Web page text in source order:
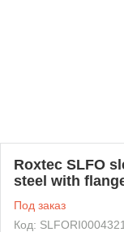
Roxtec SLFO
steel with
Под заказ
Код: SLFORI0004321